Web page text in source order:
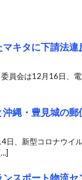
キタに下請法違
員会は12月16日、
縄・豊見城の
日、新型コロナウイ
スポート物流